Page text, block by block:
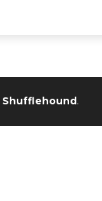
Shufflehound.